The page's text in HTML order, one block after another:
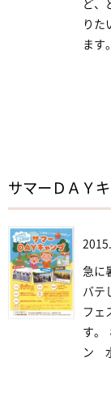
ど、
りた
ま
サマーＤＡＹ
急に
バテ
フェ
す。
ン